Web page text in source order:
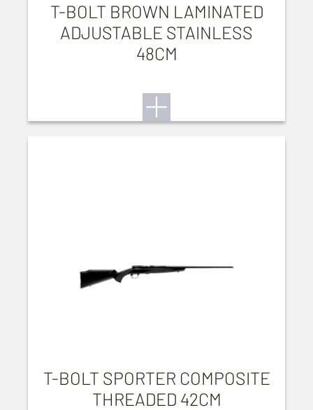
T-BOLT BROWN LAMINATED
ADJUSTABLE STAINLESS
48CM
T-BOLT SPORTER COMPOSITE
THREADED 42CM